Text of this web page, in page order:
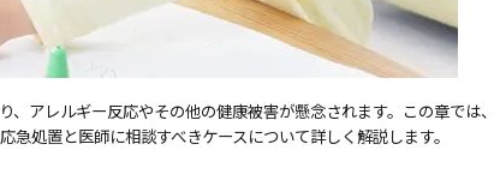
アレルギー反応やその他の健康被害が懸念されます。この章では
処置と医師に相談すべきケースについて詳しく解説します。